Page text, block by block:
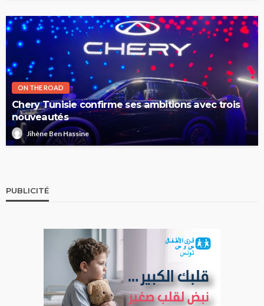
ON THE ROAD
Chery Tunisie confirme ses ambitions avec trois
nouveautés
Jihène Ben Hassine
PUBLICITÉ